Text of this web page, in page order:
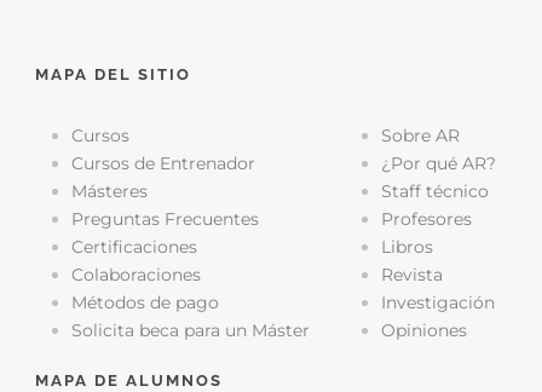
MAPA DEL SITIO
Cursos
Cursos de Entrenador
Másteres
Preguntas Frecuentes
Certificaciones
Colaboraciones
Métodos de pago
Solicita beca para un Máster
Sobre AR
¿Por qué AR?
Staff técnico
Profesores
Libros
Revista
Investigación
Opiniones
MAPA DE ALUMNOS